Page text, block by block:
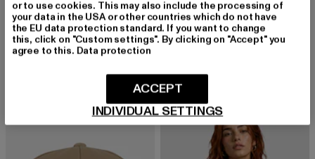
FLEXFIT
Classic
14,93 EUR
Derzeitiger Preis: 14,93 EUR
17,99 EURAktionspreis: 17,99 EUR
URBAN CLASSICS
Extended Shoulder
-52%
or to use cookies. This may also include the processing of
your data in the USA or other countries which do not have
the EU data protection standard. If you want to change
this, click on "Custom settings". By clicking on "Accept" you
agree to this. Data protection
INDIVIDUAL SETTINGS
ACCEPT